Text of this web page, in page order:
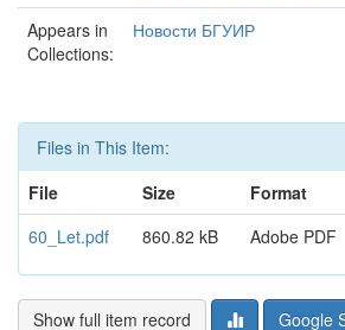
Appears in
Collections:
Новости БГУИР
Files in This Item:
File
Size
Format
60_Let.pdf
860.82 kB Adobe PDF
Show full item record Google